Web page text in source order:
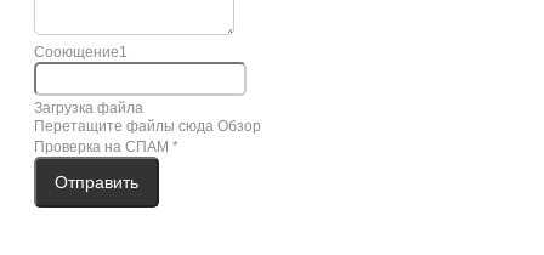
Сооющение1
Загрузка файла
Перетащите файлы сюда Обзор
Проверка на СПАМ *
Отправить